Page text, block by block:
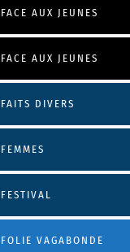
FACE AUX JEUNES
FACE AUX JEUNES
FAITS DIVERS
FEMMES
FESTIVAL
FOLIE VAGABONDE